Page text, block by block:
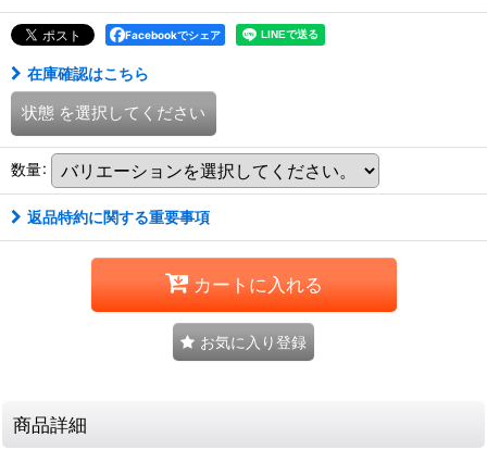
Facebookでシェア
在庫確認はこちら
状態 を選択してください
数量:
返品特約に関する重要事項
カートに入れる
お気に入り登録
商品詳細